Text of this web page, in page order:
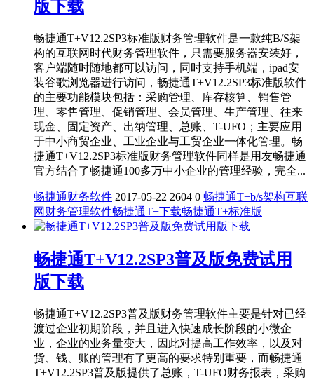
版下载
畅捷通T+V12.2SP3标准版财务管理软件是一款纯B/S架
构的互联网时代财务管理软件，只需要服务器安装好，
客户端随时随地都可以访问，同时支持手机端，ipad安
装谷歌浏览器进行访问，畅捷通T+V12.2SP3标准版软件
的主要功能模块包括：采购管理、库存核算、销售管
理、零售管理、促销管理、会员管理、生产管理、往来
现金、固定资产、出纳管理、总账、T-UFO；主要应用
于中小商贸企业、工业企业与工贸企业一体化管理。畅
捷通T+V12.2SP3标准版财务管理软件同样是用友畅捷通
官方结合了畅捷通100多万中小企业的管理经验，完全...
畅捷通财务软件 2017-05-22 2604 0 畅捷通T+b/s架构互联
网财务管理软件畅捷通T+下载畅捷通T+标准版
畅捷通T+V12.2SP3普及版免费试用
版下载
畅捷通T+V12.2SP3普及版财务管理软件主要是针对已经
渡过企业初期阶段，并且进入快速成长阶段的小微企
业，企业的业务量变大，因此对提高工作效率，以及对
货、钱、账的管理有了更高的要求特别重要，而畅捷通
T+V12.2SP3普及版提供了总账，T-UFO财务报表，采购